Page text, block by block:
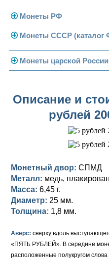
Монеты РФ
Современная Россия
Монеты 1991-1993 гг.
Монеты СССР (каталог
Погодовка СССР
Золотые червонцы
Памятные и юбилейные
Монеты царской России
Золото
Серебро
Германская оккупация
Для Финляндии
Памятные и донативные
Александр III (1881-1894)
Для Финляндии
Памятные и донативные
Александр II (1855-1881)
Серебро
Медь
Для Финляндии
Николай I (1825-1855)
Платина, золото
Серебро
Медь
Русско-Польские
Золото
Серебро
Для Грузии
Павел I (1796-1801)
Золото
Медь
Екатерина II (1762-1796)
Серебро
Елизавета I (1741-1762)
Описание и
рублей
Монетный двор: СПМД
Металл: медь,
Масса: 6,45 г.
Диаметр: 25 мм.
Толщина: 1,8 мм.
Аверс: сверху вдоль
«ПЯТЬ РУБЛЕЙ». В середине
расположенные полукругом